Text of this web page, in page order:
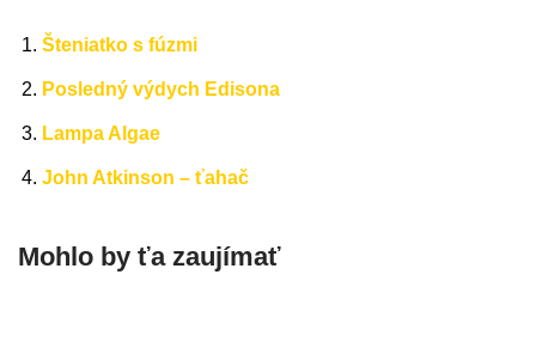
Šteniatko s fúzmi
Posledný výdych Edisona
Lampa Algae
John Atkinson – ťahač
Mohlo by ťa zaujímať